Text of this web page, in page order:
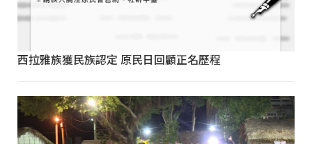
西拉雅族獲民族認定 原民日回顧正名歷程